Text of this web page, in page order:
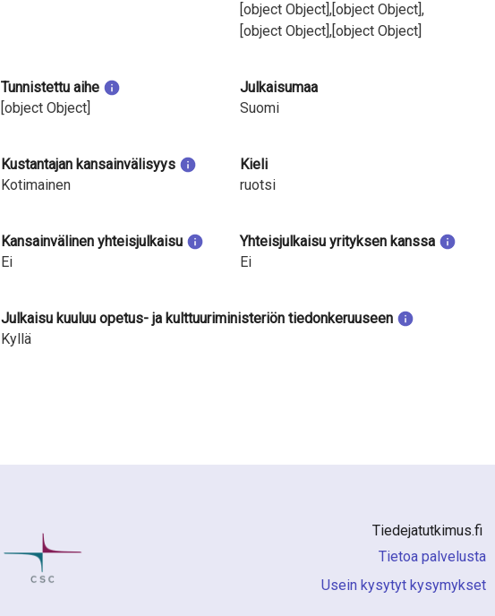
[object Object],[object Object],
[object Object],[object Object]
Tunnistettu aihe
[object Object]
Julkaisumaa
Suomi
Kustantajan kansainvälisyys
Kotimainen
Kieli
ruotsi
Kansainvälinen yhteisjulkaisu
Ei
Yhteisjulkaisu yrityksen kanssa
Ei
Julkaisu kuuluu opetus- ja kulttuuriministeriön tiedonkeruuseen
Kyllä
Tiedejatutkimus.fi
Tietoa palvelusta
Usein kysytyt kysymykset